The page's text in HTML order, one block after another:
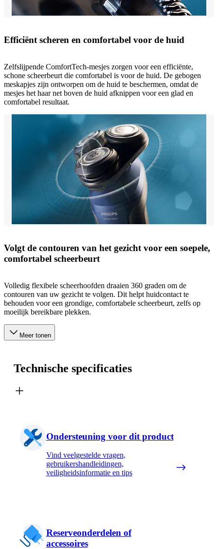
Efficiënt scheren en comfortabel voor de huid
Zelfslijpende ComfortTech-mesjes zorgen voor een efficiënte,
schone scheerbeurt die comfortabel is voor de huid. De gebogen
meskapjes zijn ontworpen om de huid te beschermen, omdat de
mesjes het haar net boven de huid afknippen voor een glad en
comfortabel resultaat.
Volgt de contouren van het gezicht voor een soepele,
comfortabel scheerbeurt
Volledig flexibele scheerhoofden draaien 360 graden om de
contouren van uw gezicht te volgen. Dit helpt huidcontact te
behouden voor een grondige, comfortabele scheerbeurt, zelfs op
moeilijk bereikbare plekken.
Meer tonen
Technische specificaties
Ondersteuning voor dit product
Vind veelgestelde vragen,
gebruikershandleidingen,
veiligheidsinformatie en tips
Reserveonderdelen of
accessoires